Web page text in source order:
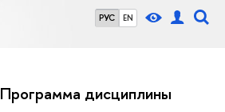
РУС EN
Программа дисциплины